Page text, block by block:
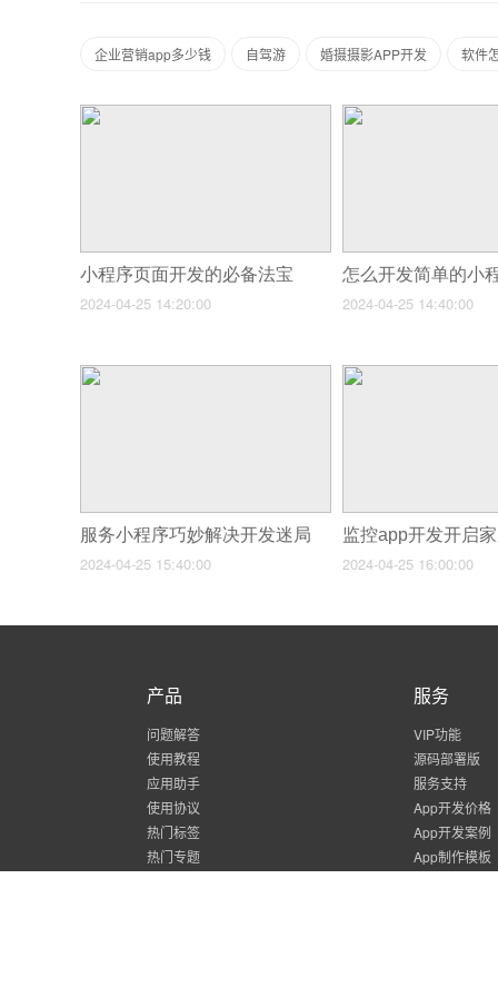
企业营销app多少钱 自驾游 婚摄摄影APP开发 软件
小程序页面开发的必备法宝
2024-04-25 14:20:00
怎么开发简单的小
2024-04-25 14:40:00
服务小程序巧妙解决开发迷局
2024-04-25 15:40:00 2024-04-25 16:00:00
产品
问题解答
使用教程
应用助手
使用协议
热门标签
热门专题
服务
VIP功能
源码部署版
服务支持
App开发价格
App开发案例
App制作模板